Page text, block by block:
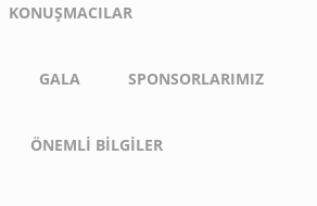
KONUŞMACILAR
GALA SPONSORLARIMIZ
ÖNEMLI BILGILER